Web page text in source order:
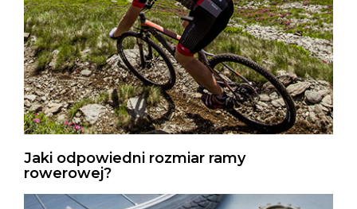
Jaki odpowiedni rozmiar ramy
rowerowej?